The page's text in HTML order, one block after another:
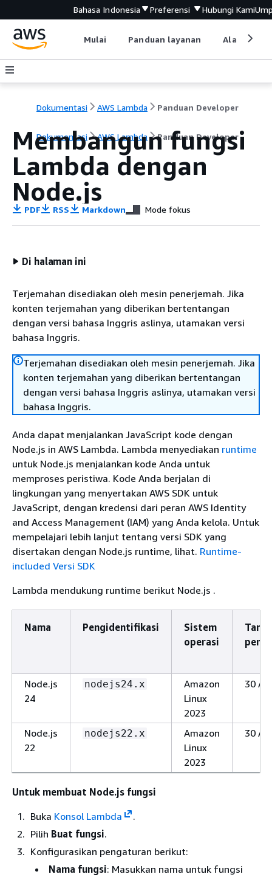
Bahasa Indonesia Preferensi Hubungi Kami
Mulai Panduan layanan Alat
Dokumentasi AWS Lambda Panduan Developer
Dokumentasi AWS Lambda Panduan Developer
Membangun fungsi
Lambda dengan
Node.js
PDF RSS Markdown Mode fokus
Di halaman ini
Terjemahan disediakan oleh mesin penerjemah. Jika
konten terjemahan yang diberikan bertentangan
dengan versi bahasa Inggris aslinya, utamakan versi
bahasa Inggris.
Terjemahan disediakan oleh mesin penerjemah. Jika
konten terjemahan yang diberikan bertentangan
dengan versi bahasa Inggris aslinya, utamakan versi
bahasa Inggris.
Anda dapat menjalankan JavaScript kode dengan
Node.js in AWS Lambda. Lambda menyediakan runtime
untuk Node.js menjalankan kode Anda untuk
memproses peristiwa. Kode Anda berjalan di
lingkungan yang menyertakan AWS SDK untuk
JavaScript, dengan kredensi dari peran AWS Identity
and Access Management (IAM) yang Anda kelola. Untuk
mempelajari lebih lanjut tentang versi SDK yang
disertakan dengan Node.js runtime, lihat. Runtime-
included Versi SDK
Lambda mendukung runtime berikut Node.js .
Nama Pengidentifikasi
Sistem
operasi
Node.js
24
nodejs24.x
Amazon
Linux
2023
30
Node.js
22
nodejs22.x
Amazon
Linux
2023
30
Untuk membuat Node.js fungsi
Buka Konsol Lambda
.
Pilih Buat fungsi.
Konfigurasikan pengaturan berikut:
Nama fungsi: Masukkan nama untuk fungsi